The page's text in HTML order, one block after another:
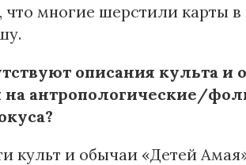
многие шерстили карты в
описания культа и
антропологические/
культ и обычаи «Детей